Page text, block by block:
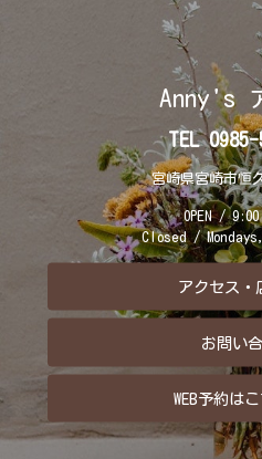
Anny's
TEL 0985-
宮崎県宮崎市恒
OPEN /
Closed /
アクセス・
お問い
WEB予約は